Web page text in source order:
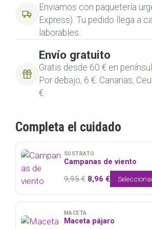
Enviamos con paquetería
Express). Tu pedido llega a
laborables.
Envío gratuito
Gratis desde 60 € en
Por debajo, 6 €. Canarias,
€.
Completa el cuidado
SUSTRATO
Campanas de viento
9,95€ El
precio
original
9,95 €.
8,96 €El
precio
actual
8,96 €.
MACETA
Maceta pájaro